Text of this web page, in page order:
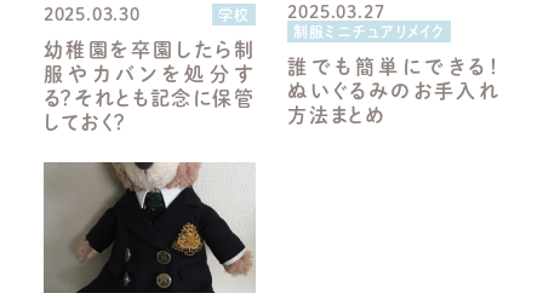
2025.03.30 学校
幼稚園を卒園したら制
服やカバンを処分す
る？それとも記念に保管
しておく？
2025.03.27
制服ミニチュアリメイク
誰でも簡単にできる！
ぬいぐるみのお手入れ
方法まとめ